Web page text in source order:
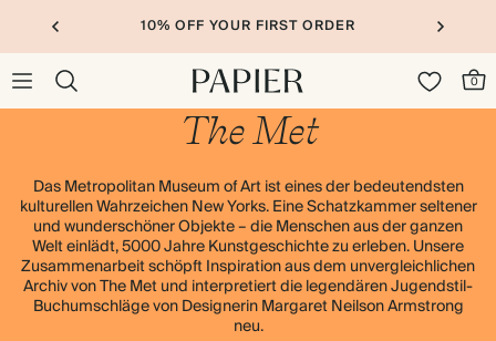
10% OFF YOUR FIRST ORDER
0
The Met
Das Metropolitan Museum of Art ist eines der bedeutendsten
kulturellen Wahrzeichen New Yorks. Eine Schatzkammer seltener
und wunderschöner Objekte – die Menschen aus der ganzen
Welt einlädt, 5000 Jahre Kunstgeschichte zu erleben. Unsere
Zusammenarbeit schöpft Inspiration aus dem unvergleichlichen
Archiv von The Met und interpretiert die legendären Jugendstil-
Buchumschläge von Designerin Margaret Neilson Armstrong
neu.